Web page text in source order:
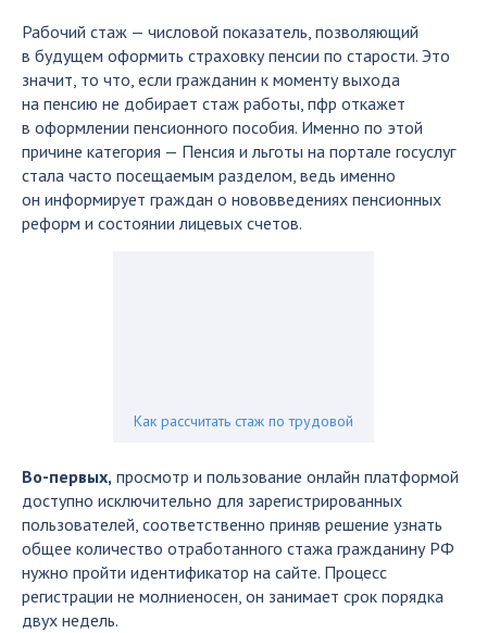
Рабочий стаж — числовой показатель, позволяющий
в будущем оформить страховку пенсии по старости. Это
значит, то что, если гражданин к моменту выхода
на пенсию не добирает стаж работы, пфр откажет
в оформлении пенсионного пособия. Именно по этой
причине категория — Пенсия и льготы на портале госуслуг
стала часто посещаемым разделом, ведь именно
он информирует граждан о нововведениях пенсионных
реформ и состоянии лицевых счетов.
Как рассчитать стаж по трудовой
Во-первых, просмотр и пользование онлайн платформой
доступно исключительно для зарегистрированных
пользователей, соответственно приняв решение узнать
общее количество отработанного стажа гражданину РФ
нужно пройти идентификатор на сайте. Процесс
регистрации не молниеносен, он занимает срок порядка
двух недель.